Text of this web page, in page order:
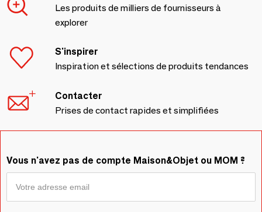
Les produits de milliers de fournisseurs à
explorer
S'inspirer
Inspiration et sélections de produits tendances
Contacter
Prises de contact rapides et simplifiées
Vous n'avez pas de compte Maison&Objet ou MOM ?